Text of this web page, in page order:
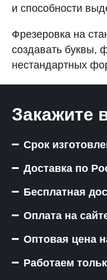
и способности
Фрезеровка на
создавать буквы,
нестандартных
Закажите
Срок
Доставка по
Бесплатная
Оплата на
Оптовая цена
Работаем